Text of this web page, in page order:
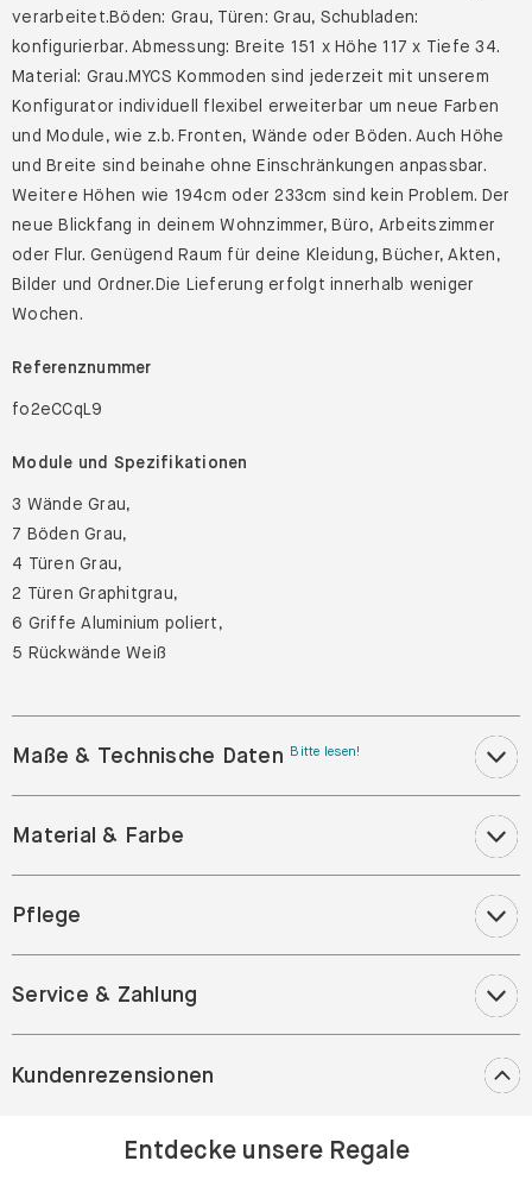
verarbeitet.Böden: Grau, Türen: Grau, Schubladen:
konfigurierbar. Abmessung: Breite 151 x Höhe 117 x Tiefe 34.
Material: Grau.MYCS Kommoden sind jederzeit mit unserem
Konfigurator individuell flexibel erweiterbar um neue Farben
und Module, wie z.b. Fronten, Wände oder Böden. Auch Höhe
und Breite sind beinahe ohne Einschränkungen anpassbar.
Weitere Höhen wie 194cm oder 233cm sind kein Problem. Der
neue Blickfang in deinem Wohnzimmer, Büro, Arbeitszimmer
oder Flur. Genügend Raum für deine Kleidung, Bücher, Akten,
Bilder und Ordner.Die Lieferung erfolgt innerhalb weniger
Wochen.
Referenznummer
fo2eCCqL9
Module und Spezifikationen
3 Wände Grau,
7 Böden Grau,
4 Türen Grau,
2 Türen Graphitgrau,
6 Griffe Aluminium poliert,
5 Rückwände Weiß
Maße & Technische Daten Bitte lesen!
Material & Farbe
Pflege
Service & Zahlung
Kundenrezensionen
Entdecke unsere Regale